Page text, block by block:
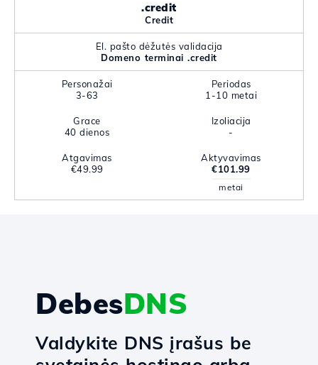
.credit
Credit
El. pašto dėžutės validacija
Domeno terminai .credit
Personažai
3-63
Periodas
1-10 metai
Grace
40 dienos
Izoliacija
-
Atgavimas
€49.99
Aktyvavimas
€101.99
metai
DebesDNS
Valdykite DNS įrašus be